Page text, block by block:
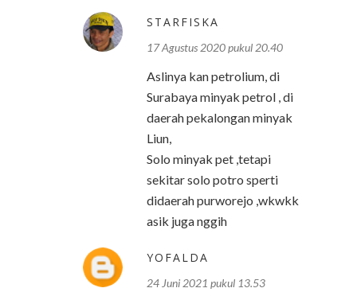
STARFISKA
17 Agustus 2020 pukul 20.40
Aslinya kan petrolium, di
Surabaya minyak petrol , di
daerah pekalongan minyak
Liun,
Solo minyak pet ,tetapi
sekitar solo potro sperti
didaerah purworejo ,wkwkk
asik juga nggih
YOFALDA
24 Juni 2021 pukul 13.53